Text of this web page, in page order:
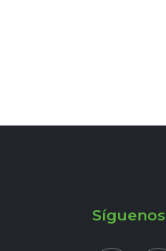
Síguenos